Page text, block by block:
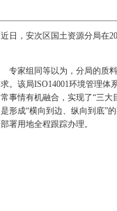
近日，安次区国土资源分局在
专家组同等以为，分局的质
求。该局ISO14001环境管理体
常事情有机融合，实现了“三
是形成“横向到边、纵向到底”
部署用地全程跟踪办理。